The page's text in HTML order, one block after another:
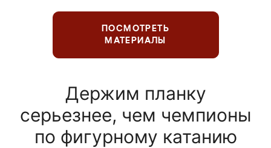
ПОСМОТРЕТЬ
МАТЕРИАЛЫ
Держим планку
серьезнее, чем чемпионы
по фигурному катанию